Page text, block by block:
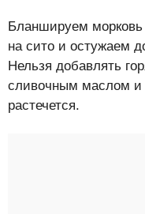
Бланшируем морковь
на сито и остужаем
Нельзя добавлять
сливочным маслом и
растечется.